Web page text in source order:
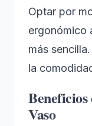
Optar por
ergonómico
más
la
Vaso